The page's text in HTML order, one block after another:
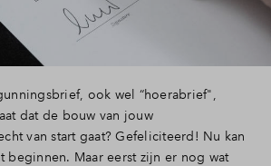
ook wel “hoerabrief",
dat de bouw van jouw
van start gaat? Gefeliciteerd! Nu kan
beginnen. Maar eerst zijn er nog wat